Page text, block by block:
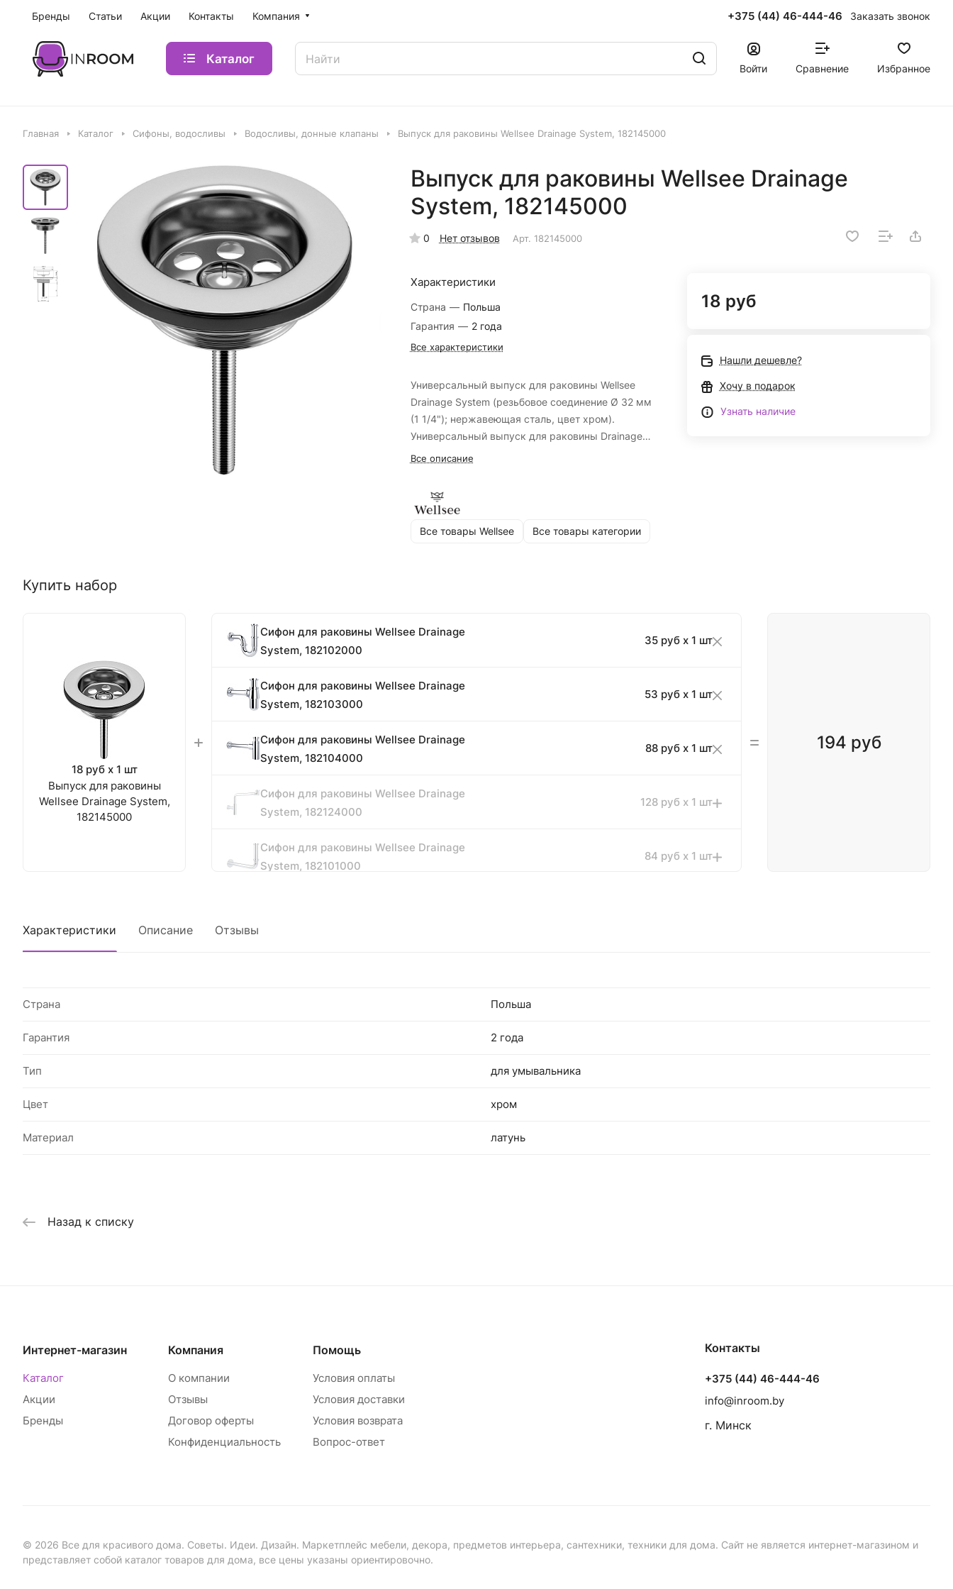
Бренды Статьи Акции Контакты Компания +375 (44) 46-444-46 Заказать звонок
Каталог
Войти Сравнение Избранное
Главная Каталог Сифоны, водосливы Водосливы, донные клапаны Выпуск для раковины Wellsee Drainage System, 182145000
Выпуск для раковины Wellsee Drainage
System, 182145000
0 Нет отзывов Арт. 182145000
Характеристики
Страна — Польша
Гарантия — 2 года
Все характеристики
Универсальный выпуск для раковины Wellsee
Drainage System (резьбовое соединение Ø 32 мм
(1 1/4"); нержавеющая сталь, цвет хром).
Универсальный выпуск для раковины Drainage
System станет легким завершающим штрихом
этюд нотками чистоты и свежести.
Все описание
Все товары Wellsee Все товары категории
18 руб
Нашли дешевле?
Хочу в подарок
Узнать наличие
Купить набор
18 руб x 1 шт
Выпуск для раковины
Wellsee Drainage System,
182145000
Сифон для раковины Wellsee Drainage
System, 182102000
35 руб x 1 шт
Сифон для раковины Wellsee Drainage
System, 182103000
53 руб x 1 шт
Сифон для раковины Wellsee Drainage
System, 182104000
88 руб x 1 шт
Сифон для раковины Wellsee Drainage
System, 182124000
128 руб x 1 шт
Сифон для раковины Wellsee Drainage
System, 182101000
84 руб x 1 шт
194 руб
Характеристики Описание Отзывы
Страна Польша
Гарантия 2 года
Тип для умывальника
Цвет хром
Материал латунь
Назад к списку
Интернет-магазин
Каталог
Акции
Бренды
Компания
О компании
Отзывы
Договор оферты
Конфиденциальность
Помощь
Условия оплаты
Условия доставки
Условия возврата
Вопрос-ответ
Контакты
+375 (44) 46-444-46
info@inroom.by
г. Минск
© 2026 Все для красивого дома. Советы. Идеи. Дизайн. Маркетплейс мебели, декора, предметов интерьера, сантехники, техники для дома. Сайт не является интернет-магазином и
представляет собой каталог товаров для дома, все цены указаны ориентировочно.